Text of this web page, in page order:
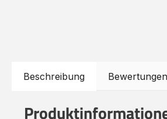
Beschreibung Bewertungen